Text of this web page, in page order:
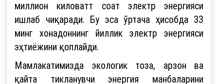
миллион киловатт соат электр энергияси
ишлаб чиқаради. Бу эса ўртача ҳисобда 33
минг хонадоннинг йиллик электр энергияси
эҳтиёжини қоплайди.
Мамлакатимизда экологик тоза, арзон ва
қайта тикланувчи энергия манбаларини